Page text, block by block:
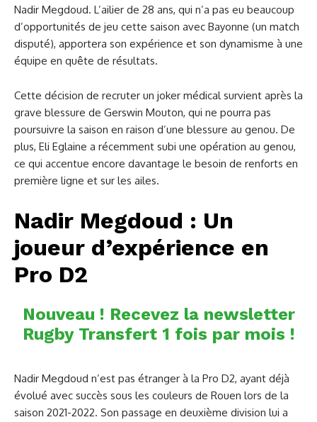
Nadir Megdoud. L’ailier de 28 ans, qui n’a pas eu beaucoup
d’opportunités de jeu cette saison avec Bayonne (un match
disputé), apportera son expérience et son dynamisme à une
équipe en quête de résultats.
Cette décision de recruter un joker médical survient après la
grave blessure de Gerswin Mouton, qui ne pourra pas
poursuivre la saison en raison d’une blessure au genou. De
plus, Eli Eglaine a récemment subi une opération au genou,
ce qui accentue encore davantage le besoin de renforts en
première ligne et sur les ailes.
Nadir Megdoud : Un
joueur d’expérience en
Pro D2
Nouveau ! Recevez la newsletter
Rugby Transfert 1 fois par mois !
Nadir Megdoud n’est pas étranger à la Pro D2, ayant déjà
évolué avec succès sous les couleurs de Rouen lors de la
saison 2021-2022. Son passage en deuxième division lui a